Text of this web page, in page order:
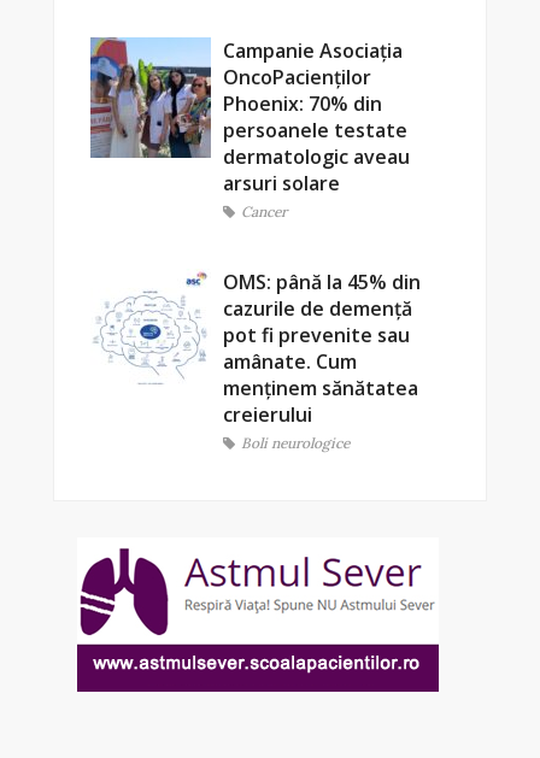
Campanie Asociația
OncoPacienților
Phoenix: 70% din
persoanele testate
dermatologic aveau
arsuri solare
Cancer
OMS: până la 45% din
cazurile de demență
pot fi prevenite sau
amânate. Cum
menținem sănătatea
creierului
Boli neurologice